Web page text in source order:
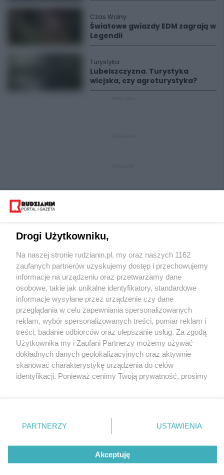
Czas Wolny
Światowe gwiazdy EDM zagrają w
Legendii
Turystyka
Lubelszczyzna. Turystyka
wiejska, czy agroturystyka?
Wydawca mediów lokalnych
Nie zapomnij
zapoznać się z:
polityką prywatności regulamin korzystania z portali
Twojemiasto
Piekary Śląskie
Chorzów
Tarnowskie Góry
Gliwice
Skontakuj sięz nami
Kontakt
Wydawca
Redakcja
Drogi Użytkowniku,
Na naszej stronie rudzianin.pl, my oraz naszych 1162
zaufanych partnerów uzyskujemy dostęp i przechowujemy
informacje na urządzeniu oraz przetwarzamy dane
osobowe, takie jak unikalne identyfikatory, standardowe
informacje wysyłane przez urządzenie czy dane
przeglądania w celu zapewniania spersonalizowanych
reklam, wybór spersonalizowanych treści, pomiar reklam i
treści, badanie odbiorców oraz ulepszanie usług. Za zgodą
Użytkownika my i Zaufani Partnerzy możemy używać
dokładnych danych geolokalizacyjnych oraz aktywnie
skanować charakterystykę urządzenia do celów
identyfikacji. Ponieważ cenimy Twoją prywatność, prosimy
prywatności znajdujący się w lewym dolnym rogu strony
. Niektóre rodzaje przetwarzania danych nie wymagają
zgody użytkownika, ale masz prawo sprzeciwić się
takiemu przetwarzaniu. Preferencje będą miały
zastosowania tylko na tej witrynie.
PARTNERZY USTAWIENIA
Akceptuję